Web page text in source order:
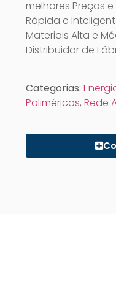
melhores Preços
Rápida e
Materiais Alta e
Distribuidor de
Categorias:
Poliméricos, Rede